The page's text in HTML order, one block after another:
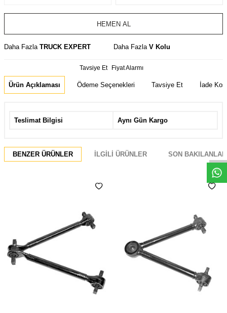
Whatsapp
HEMEN AL
Daha Fazla TRUCK EXPERT Daha Fazla V Kolu
Tavsiye Et Fiyat Alarmı
Ürün Açıklaması Ödeme Seçenekleri Tavsiye Et İade
Teslimat Bilgisi Aynı Gün Kargo
BENZER ÜRÜNLER İLGILI ÜRÜNLER SON BAKILANLAR